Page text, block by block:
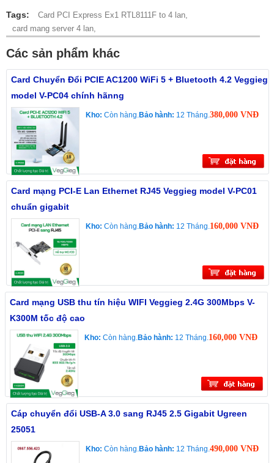
Tags:
Card PCI Express Ex1 RTL8111F to 4 lan,
card mang server 4 lan,
Các sản phẩm khác
Card Chuyển Đổi PCIE AC1200 WiFi 5 + Bluetooth 4.2 Veggieg
model V-PC04 chính hãnng
Kho: Còn hàng.Bảo hành: 12 Tháng.380,000 VNĐ
Card mạng PCI-E Lan Ethernet RJ45 Veggieg model V-PC01
chuẩn gigabit
Kho: Còn hàng.Bảo hành: 12 Tháng.160,000 VNĐ
Card mạng USB thu tín hiệu WIFI Veggieg 2.4G 300Mbps V-
K300M tốc độ cao
Kho: Còn hàng.Bảo hành: 12 Tháng.160,000 VNĐ
Cáp chuyển đổi USB-A 3.0 sang RJ45 2.5 Gigabit Ugreen
25051
Kho: Còn hàng.Bảo hành: 12 Tháng.490,000 VNĐ